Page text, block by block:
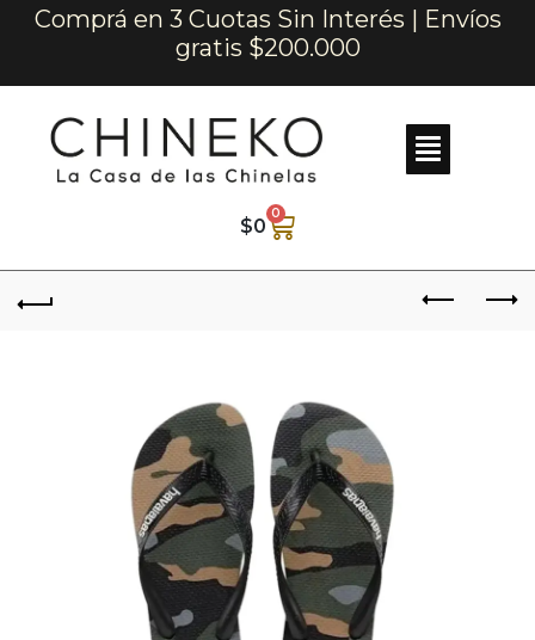
Comprá en 3 Cuotas Sin Interés | Envíos
gratis $200.000
$0
0